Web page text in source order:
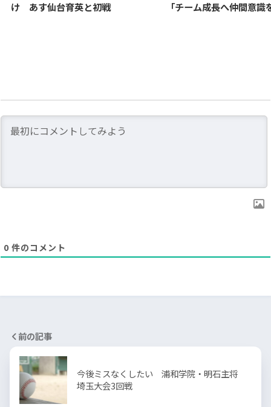
け あす仙台育英と初戦
「チーム成長へ仲間意識
0 件のコメント
前の記事
今後ミスなくしたい 浦和学院・明石主将
埼玉大会3回戦